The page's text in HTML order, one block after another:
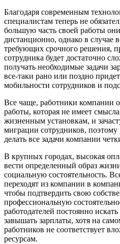
Благодаря современным
специалистам теперь не
большую часть своей работы
дистанционно, однако в случае
требующих срочного решения,
сотрудника будет достаточно
получать необходимые задачи
все-таки рано или поздно
мобильности сотрудников и
Все чаще, работники компании
работы, которая не имеет
жизненным установкам, и
миграции сотрудников, поэтому
делать все задачи компании
В крупных городах, высокая
вести определенный образ
социальную состоятельность.
переходят из компании в
чтобы подтвердить свою
профессиональную
работодателей постоянно
завышать зарплаты, хотя на
работников не соответствует
ресурсам.